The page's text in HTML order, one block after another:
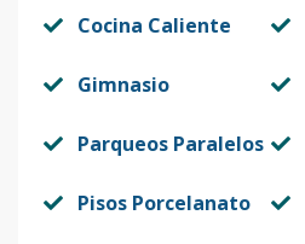
Cocina Caliente
Gimnasio
Parqueos Paralelos
Pisos Porcelanato